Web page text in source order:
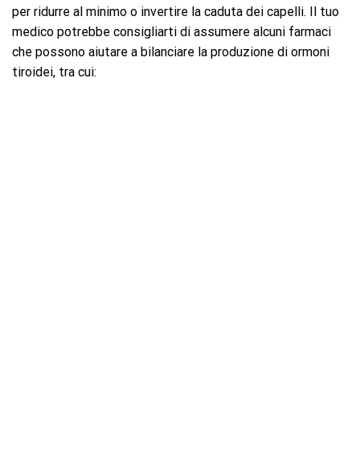
per ridurre al minimo o invertire la caduta dei capelli. Il tuo
medico potrebbe consigliarti di assumere alcuni farmaci
che possono aiutare a bilanciare la produzione di ormoni
tiroidei, tra cui: